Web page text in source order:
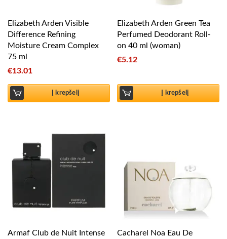
Elizabeth Arden Visible
Difference Refining
Moisture Cream Complex
75 ml
€13.01
Į krepšelį
Elizabeth Arden Green Tea
Perfumed Deodorant Roll-
on 40 ml (woman)
€5.12
Į krepšelį
Armaf Club de Nuit Intense
Cacharel Noa Eau De